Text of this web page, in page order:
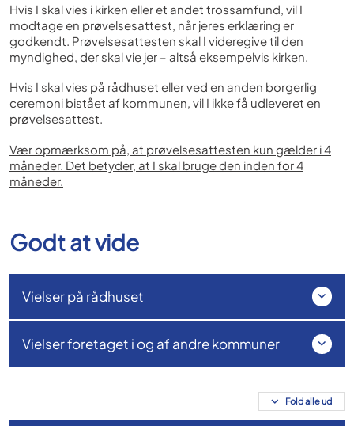
Hvis I skal vies i kirken eller et andet trossamfund, vil I
modtage en prøvelsesattest, når jeres erklæring er
godkendt. Prøvelsesattesten skal I videregive til den
myndighed, der skal vie jer – altså eksempelvis kirken.
Hvis I skal vies på rådhuset eller ved en anden borgerlig
ceremoni bistået af kommunen, vil I ikke få udleveret en
prøvelsesattest.
Vær opmærksom på, at prøvelsesattesten kun gælder i 4
måneder. Det betyder, at I skal bruge den inden for 4
måneder.
Godt at vide
Vielser på rådhuset
Vielser foretaget i og af andre kommuner
Fold alle ud